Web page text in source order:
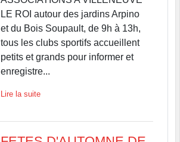
LE ROI autour des jardins Arpino
et du Bois Soupault, de 9h à 13h,
tous les clubs sportifs accueillent
petits et grands pour informer et
enregistre...
Lire la suite